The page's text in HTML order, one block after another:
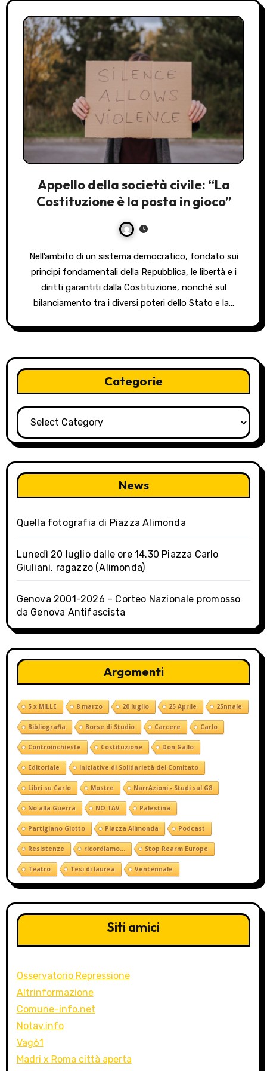
Appello della società civile: “La
Costituzione è la posta in gioco”
Nell’ambito di un sistema democratico, fondato sui
principi fondamentali della Repubblica, le libertà e i
diritti garantiti dalla Costituzione, nonché sul
bilanciamento tra i diversi poteri dello Stato e la…
Categorie
Categorie
News
Quella fotografia di Piazza Alimonda
Lunedì 20 luglio dalle ore 14.30 Piazza Carlo
Giuliani, ragazzo (Alimonda)
Genova 2001-2026 – Corteo Nazionale promosso
da Genova Antifascista
Argomenti
5 x MILLE 8 marzo 20 luglio 25 Aprile 25nnale
Bibliografia Borse di Studio Carcere Carlo
Controinchieste Costituzione Don Gallo
Editoriale Iniziative di Solidarietà del Comitato
Libri su Carlo Mostre NarrAzioni - Studi sul G8
No alla Guerra NO TAV Palestina
Partigiano Giotto Piazza Alimonda Podcast
Resistenze ricordiamo... Stop Rearm Europe
Teatro Tesi di laurea Ventennale
Siti amici
Osservatorio Repressione
Altrinformazione
Comune-info.net
Notav.info
Vag61
Madri x Roma città aperta